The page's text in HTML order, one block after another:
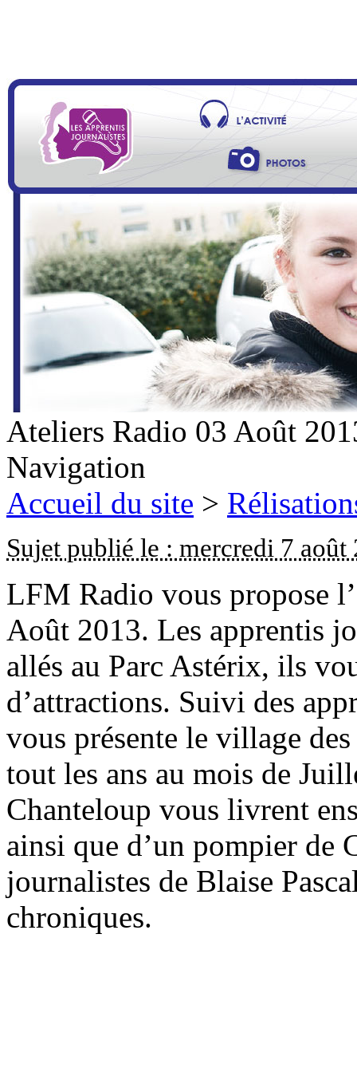
Ateliers Radio 03 Août
Navigation
Accueil du site >
Sujet publié le : mercredi 7 août
LFM Radio vous propose
Août 2013. Les apprentis
allés au Parc Astérix, ils
d’attractions. Suivi des
vous présente le village
tout les ans au mois de
Chanteloup vous livrent
ainsi que d’un pompier de
journalistes de Blaise
chroniques.